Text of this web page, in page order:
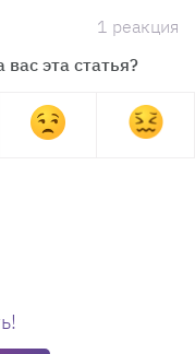
1 реакция
эта статья?